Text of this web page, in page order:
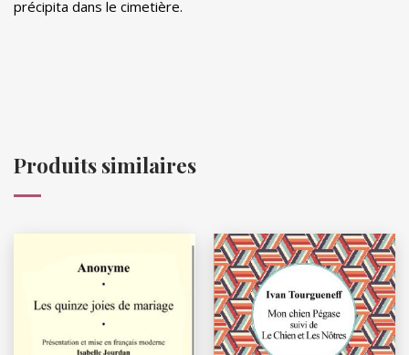
précipita dans le cimetière.
Produits similaires